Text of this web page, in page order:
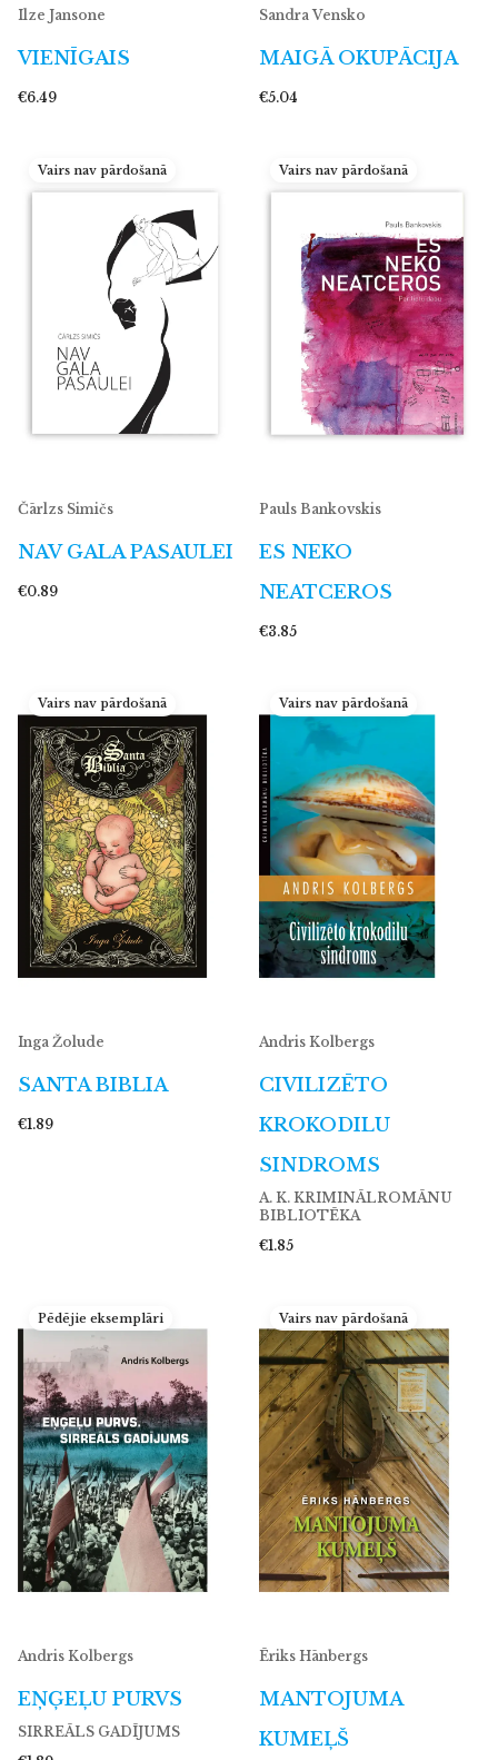
Ilze Jansone
VIENĪGAIS
€6.49
Sandra Vensko
MAIGĀ OKUPĀCIJA
€5.04
Vairs nav pārdošanā
Čārlzs Simičs
NAV GALA PASAULEI
€0.89
Vairs nav pārdošanā
Pauls Bankovskis
ES NEKO
NEATCEROS
€3.85
Vairs nav pārdošanā
Inga Žolude
SANTA BIBLIA
€1.89
Vairs nav pārdošanā
Andris Kolbergs
CIVILIZĒTO
KROKODILU
SINDROMS
A. K. KRIMINĀLROMĀNU
BIBLIOTĒKA
€1.85
Pēdējie eksemplāri
Andris Kolbergs
EŅĢEĻU PURVS
SIRREĀLS GADĪJUMS
Vairs nav pārdošanā
Ēriks Hānbergs
MANTOJUMA
KUMEĻŠ